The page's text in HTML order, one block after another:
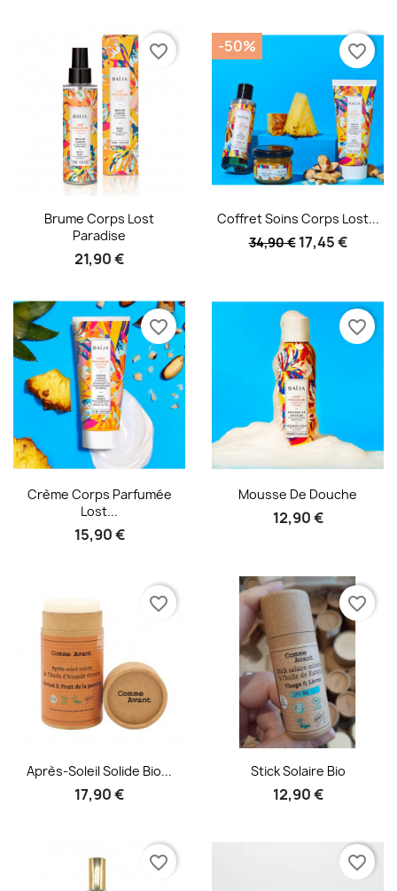
Aperçu rapide
Brume Corps Lost
Paradise
21,90 €
favorite_border
Aperçu rapide
Coffret Soins Corps Lost...
34,90 € 17,45 €
-50% favorite_border
Aperçu rapide
Crème Corps Parfumée
Lost...
15,90 €
favorite_border
Aperçu rapide
Mousse De Douche
12,90 €
favorite_border
Aperçu rapide
Après-Soleil Solide Bio...
17,90 €
favorite_border
Aperçu rapide
Stick Solaire Bio
12,90 €
favorite_border
favorite_border favorite_border